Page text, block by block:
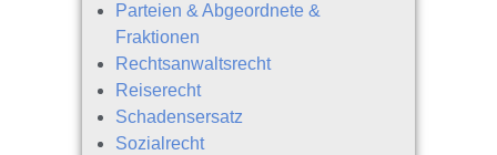
Parteien & Abgeordnete &
Fraktionen
Rechtsanwaltsrecht
Reiserecht
Schadensersatz
Sozialrecht